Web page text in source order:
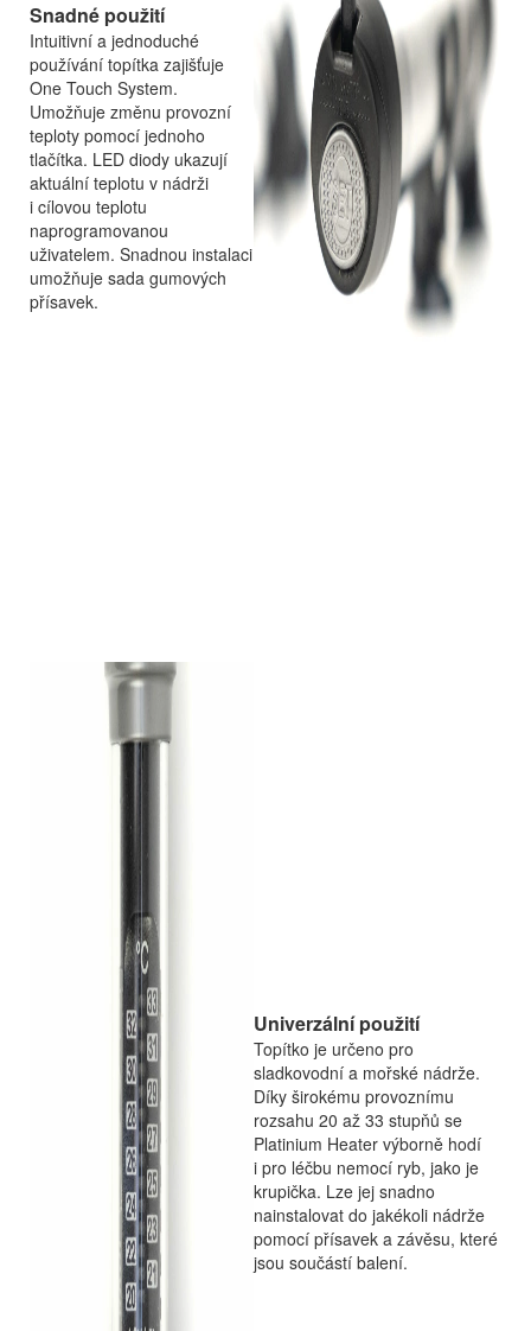
Snadné použití
Intuitivní a jednoduché
používání topítka zajišťuje
One Touch System.
Umožňuje změnu provozní
teploty pomocí jednoho
tlačítka. LED diody ukazují
aktuální teplotu v nádrži
i cílovou teplotu
naprogramovanou
uživatelem. Snadnou instalaci
umožňuje sada gumových
přísavek.
Univerzální použití
Topítko je určeno pro
sladkovodní a mořské nádrže.
Díky širokému provoznímu
rozsahu 20 až 33 stupňů se
Platinium Heater výborně hodí
i pro léčbu nemocí ryb, jako je
krupička. Lze jej snadno
nainstalovat do jakékoli nádrže
pomocí přísavek a závěsu, které
jsou součástí balení.